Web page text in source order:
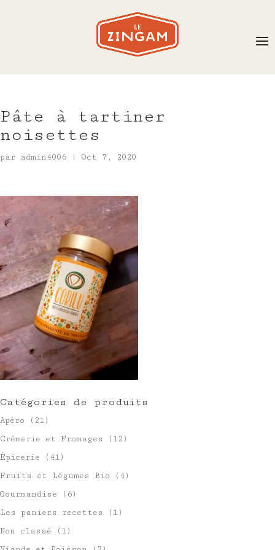
Pâte à tartiner
noisettes
par admin4006 | Oct 7, 2020
Catégories de produits
Apéro
(21)
Crèmerie et Fromages
(12)
Épicerie
(41)
Fruits et Légumes Bio
(4)
Gourmandise
(6)
Les paniers recettes
(1)
Non classé
(1)